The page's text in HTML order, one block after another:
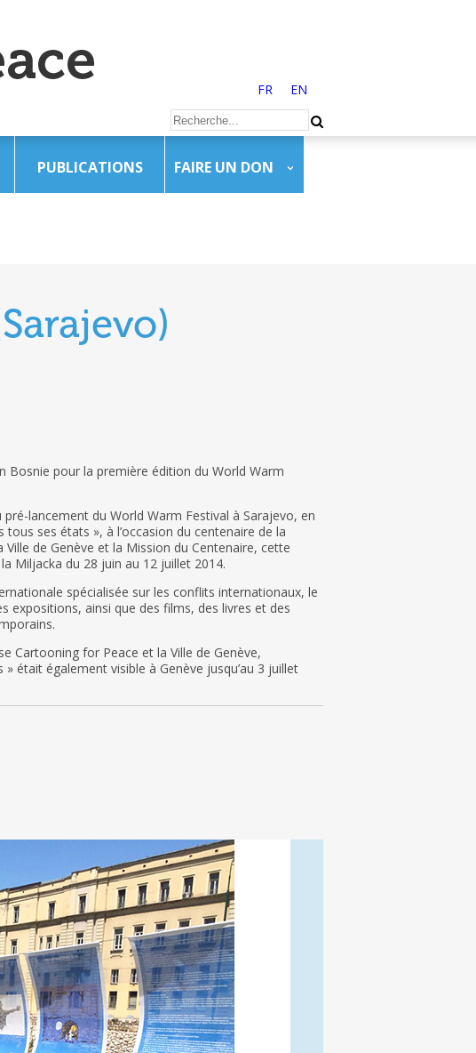
FR EN
PUBLICATIONS FAIRE UN DON
Bosnie pour la première édition du World Warm
lancement du World Warm Festival à Sarajevo, en
ses états », à l’occasion du centenaire de la
de Genève et la Mission du Centenaire, cette
Miljacka du 28 juin au 12 juillet 2014.
spécialisée sur les conflits internationaux, le
expositions, ainsi que des films, des livres et des
Cartooning for Peace et la Ville de Genève,
était également visible à Genève jusqu’au 3 juillet